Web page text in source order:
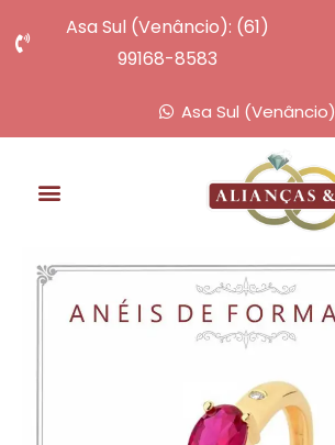
Asa Sul (Venâncio): (61)
99168-8583
Asa Sul (Venâncio)